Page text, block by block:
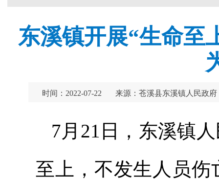
东溪镇开展“生命至
时间：2022-07-22 来源：苍溪县东溪镇人民政府
7月21日，东溪镇
至上，不发生人员伤